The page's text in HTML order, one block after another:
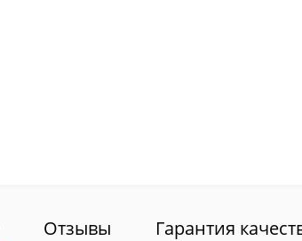
Отзывы Гарантия